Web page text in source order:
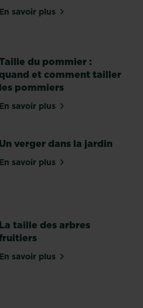
En savoir plussur Quand planter les
du pommier :
et comment tailler
les pommiers
En savoir plussur Taille du pommier :
Un verger dans la jardin
En savoir plussur Un verger dans la
La taille des arbres
En savoir plussur La taille des arbres